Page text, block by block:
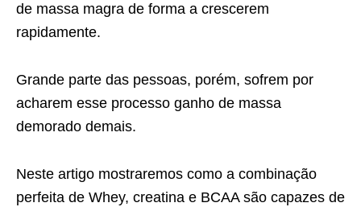
de massa magra de forma a crescerem
rapidamente.
Grande parte das pessoas, porém, sofrem por
acharem esse processo ganho de massa
demorado demais.
Neste artigo mostraremos como a combinação
perfeita de Whey, creatina e BCAA são capazes de